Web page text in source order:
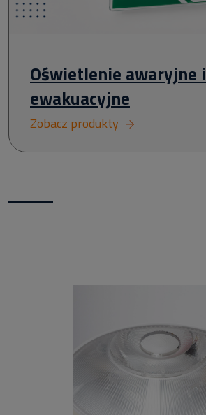
Oświetlenie awaryjne i
ewakuacyjne
Zobacz produkty